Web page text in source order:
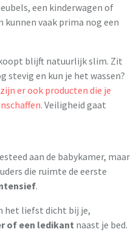
een kinderwagen of
vaak prima nog een
blijft natuurlijk slim. Zit
stevig en kun je het wassen?
er ook producten die je
. Veiligheid gaat
aan de babykamer, maar
die ruimte de eerste
.
het liefst dicht bij je,
of een ledikant naast je bed.